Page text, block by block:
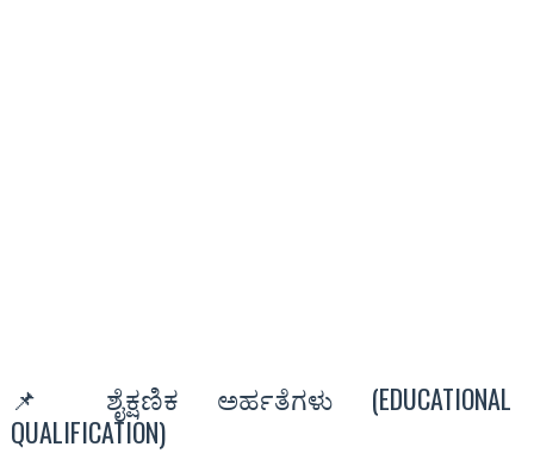
📌 ಶೈಕ್ಷಣಿಕ ಅರ್ಹತೆಗಳು (EDUCATIONAL
QUALIFICATION)